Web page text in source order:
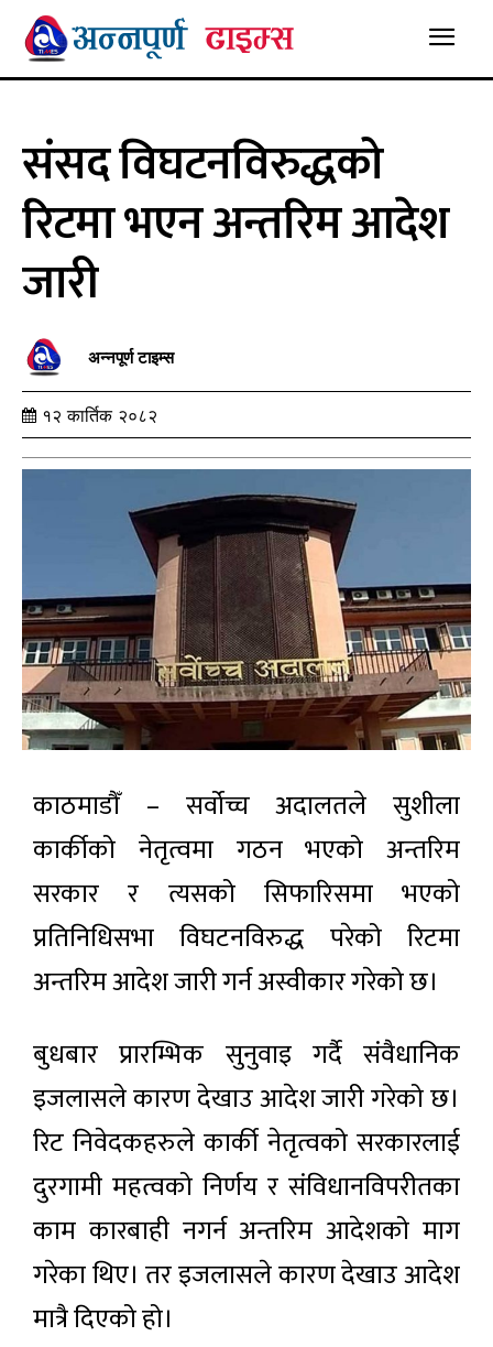
संसद विघटनविरुद्धको
रिटमा भएन अन्तरिम आदेश
जारी
अन्नपूर्ण टाइम्स
१२ कार्तिक २०८२
काठमाडौँ – सर्वोच्च अदालतले सुशीला
कार्कीको नेतृत्वमा गठन भएको अन्तरिम
सरकार र त्यसको सिफारिसमा भएको
प्रतिनिधिसभा विघटनविरुद्ध परेको रिटमा
अन्तरिम आदेश जारी गर्न अस्वीकार गरेको छ।
बुधबार प्रारम्भिक सुनुवाइ गर्दै संवैधानिक
इजलासले कारण देखाउ आदेश जारी गरेको छ।
रिट निवेदकहरुले कार्की नेतृत्वको सरकारलाई
दुरगामी महत्वको निर्णय र संविधानविपरीतका
काम कारबाही नगर्न अन्तरिम आदेशको माग
गरेका थिए। तर इजलासले कारण देखाउ आदेश
मात्रै दिएको हो।